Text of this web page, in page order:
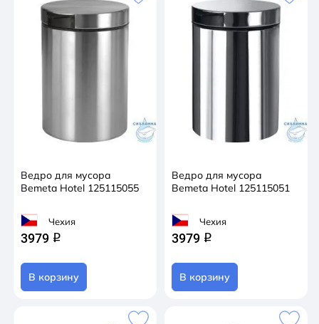
Ведро для мусора
Bemeta Hotel 125115055
Чехия
3979 q
В корзину
Ведро для мусора
Bemeta Hotel 125115051
Чехия
3979 q
В корзину